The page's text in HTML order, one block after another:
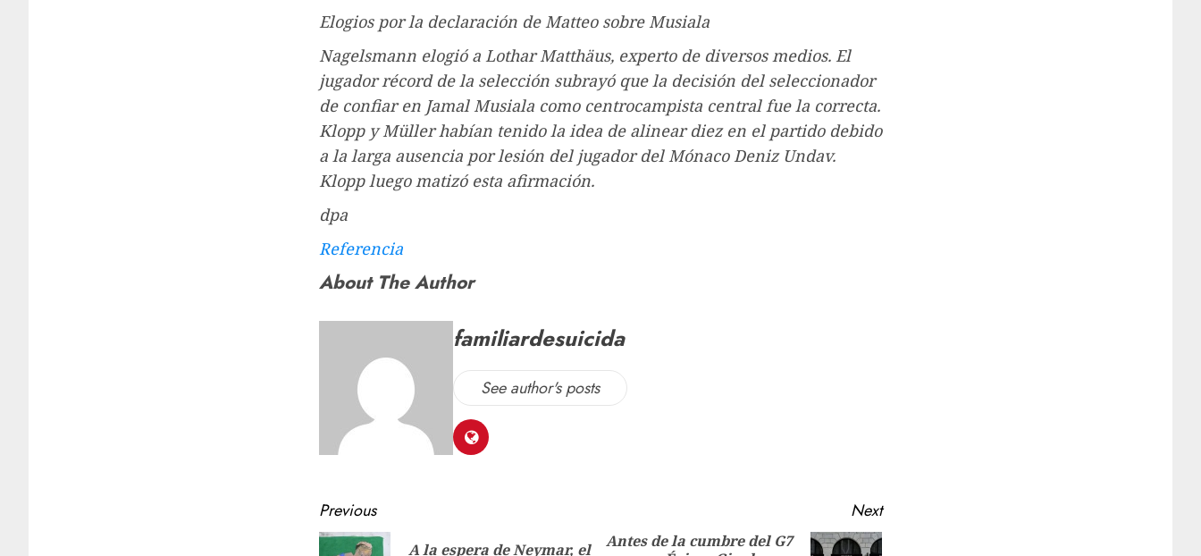
Elogios por la declaración de Matteo sobre Musiala
Nagelsmann elogió a Lothar Matthäus, experto de diversos medios. El
jugador récord de la selección subrayó que la decisión del seleccionador
de confiar en Jamal Musiala como centrocampista central fue la correcta.
Klopp y Müller habían tenido la idea de alinear diez en el partido debido
a la larga ausencia por lesión del jugador del Mónaco Deniz Undav.
Klopp luego matizó esta afirmación.
dpa
Referencia
About The Author
familiardesuicida
See author's posts
Previous
A la espera de Neymar, el
Next
Antes de la cumbre del G7